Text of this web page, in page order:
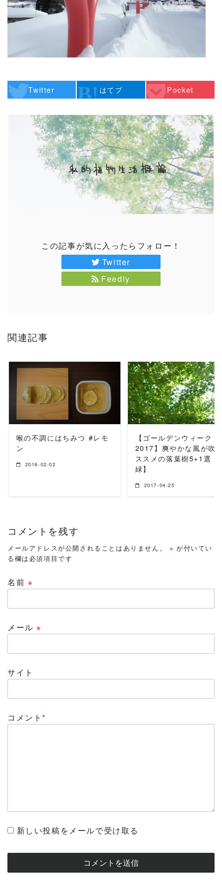
Twitter はてブ Pocket
この記事が気に入ったらフォロー！
Twitter
Feedly
関連記事
READ MORE
喉の不調にはちみつ #レモ
ン
2016-02-02
READ MORE
【ゴールデンウィーク
2017】爽やかな風が吹
ススメの落葉樹5+1選【
緑】
2017-04-25
コメントを残す
メールアドレスが公開されることはありません。 ※ が付いてい
る欄は必須項目です
名前 ※
メール※
サイト
コメント*
新しい投稿をメールで受け取る